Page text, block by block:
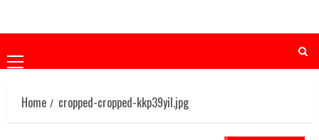
Primary
Menu
Home
cropped-cropped-kkp39yil.jpg